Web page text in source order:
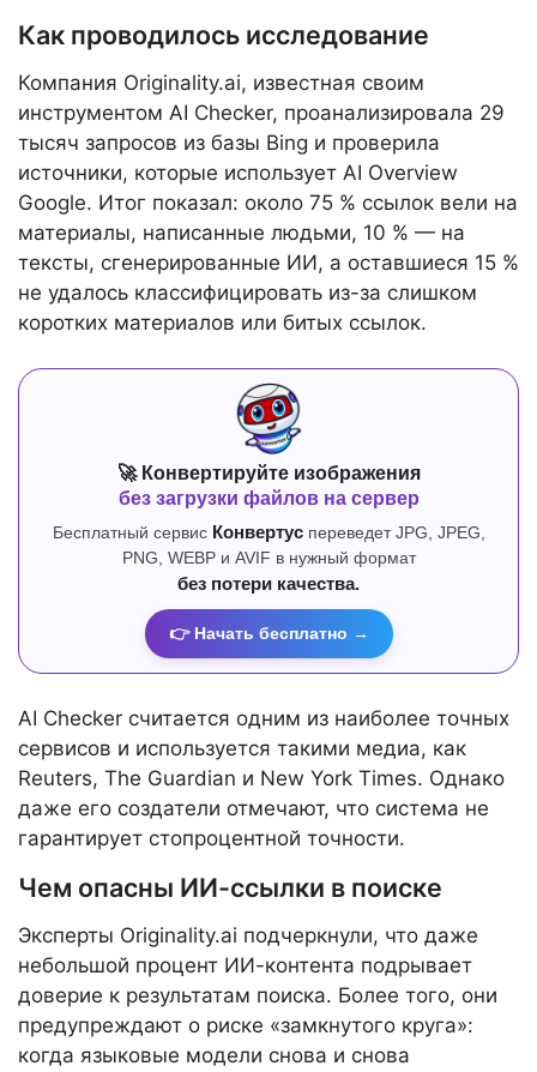
Как проводилось исследование
Компания Originality.ai, известная своим
инструментом AI Checker, проанализировала 29
тысяч запросов из базы Bing и проверила
источники, которые использует AI Overview
Google. Итог показал: около 75 % ссылок вели на
материалы, написанные людьми, 10 % — на
тексты, сгенерированные ИИ, а оставшиеся 15 %
не удалось классифицировать из-за слишком
коротких материалов или битых ссылок.
🚀 Конвертируйте изображения
без загрузки файлов на сервер
Бесплатный сервис Конвертуспереведет JPG, JPEG,
PNG, WEBP и AVIF в нужный формат
без потери качества.
👉 Начать бесплатно →
AI Checker считается одним из наиболее точных
сервисов и используется такими медиа, как
Reuters, The Guardian и New York Times. Однако
даже его создатели отмечают, что система не
гарантирует стопроцентной точности.
Чем опасны ИИ-ссылки в поиске
Эксперты Originality.ai подчеркнули, что даже
небольшой процент ИИ-контента подрывает
доверие к результатам поиска. Более того, они
предупреждают о риске «замкнутого круга»:
когда языковые модели снова и снова